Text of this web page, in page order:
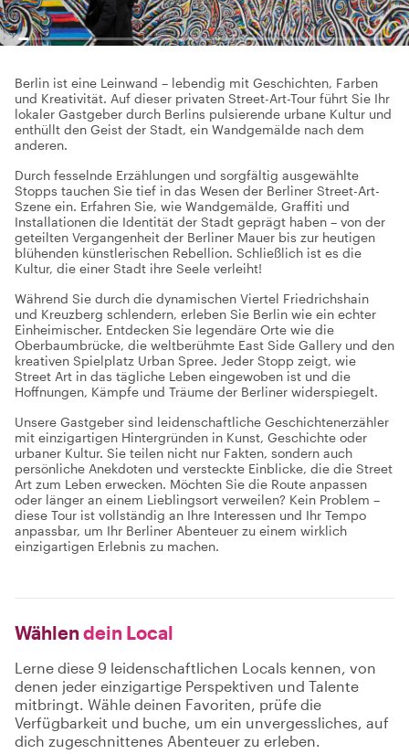
Berlin ist eine Leinwand – lebendig mit Geschichten, Farben
und Kreativität. Auf dieser privaten Street-Art-Tour führt Sie Ihr
lokaler Gastgeber durch Berlins pulsierende urbane Kultur und
enthüllt den Geist der Stadt, ein Wandgemälde nach dem
anderen.
Durch fesselnde Erzählungen und sorgfältig ausgewählte
Stopps tauchen Sie tief in das Wesen der Berliner Street-Art-
Szene ein. Erfahren Sie, wie Wandgemälde, Graffiti und
Installationen die Identität der Stadt geprägt haben – von der
geteilten Vergangenheit der Berliner Mauer bis zur heutigen
blühenden künstlerischen Rebellion. Schließlich ist es die
Kultur, die einer Stadt ihre Seele verleiht!
Während Sie durch die dynamischen Viertel Friedrichshain
und Kreuzberg schlendern, erleben Sie Berlin wie ein echter
Einheimischer. Entdecken Sie legendäre Orte wie die
Oberbaumbrücke, die weltberühmte East Side Gallery und den
kreativen Spielplatz Urban Spree. Jeder Stopp zeigt, wie
Street Art in das tägliche Leben eingewoben ist und die
Hoffnungen, Kämpfe und Träume der Berliner widerspiegelt.
Unsere Gastgeber sind leidenschaftliche Geschichtenerzähler
mit einzigartigen Hintergründen in Kunst, Geschichte oder
urbaner Kultur. Sie teilen nicht nur Fakten, sondern auch
persönliche Anekdoten und versteckte Einblicke, die die Street
Art zum Leben erwecken. Möchten Sie die Route anpassen
oder länger an einem Lieblingsort verweilen? Kein Problem –
diese Tour ist vollständig an Ihre Interessen und Ihr Tempo
anpassbar, um Ihr Berliner Abenteuer zu einem wirklich
einzigartigen Erlebnis zu machen.
Wählen dein Local
Lerne diese 9 leidenschaftlichen Locals kennen, von
denen jeder einzigartige Perspektiven und Talente
mitbringt. Wähle deinen Favoriten, prüfe die
Verfügbarkeit und buche, um ein unvergessliches, auf
dich zugeschnittenes Abenteuer zu erleben.